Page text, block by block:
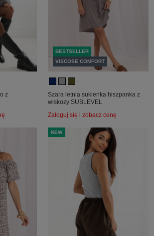
z
BESTSELLER
VISCOSE COMFORT
Szara letnia sukienka hiszpanka z
wiskozy SUBLEVEL
Zaloguj się i zobacz cenę
NEW